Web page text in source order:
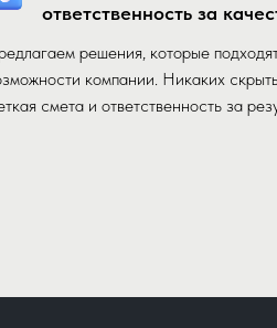
ответственность за
решения, которые
компании. Никаких
смета и ответственность за